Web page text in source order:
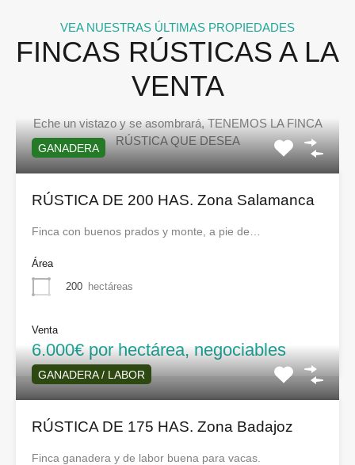
VEA NUESTRAS ÚLTIMAS PROPIEDADES
FINCAS RÚSTICAS A LA
VENTA
Eche un vistazo y se asombrará, TENEMOS LA FINCA
RÚSTICA QUE DESEA
GANADERA
RÚSTICA DE 200 HAS. Zona Salamanca
Finca con buenos prados y monte, a pie de…
Área
200 hectáreas
Venta
6.000€ por hectárea, negociables
GANADERA / LABOR
RÚSTICA DE 175 HAS. Zona Badajoz
Finca ganadera y de labor buena para vacas.